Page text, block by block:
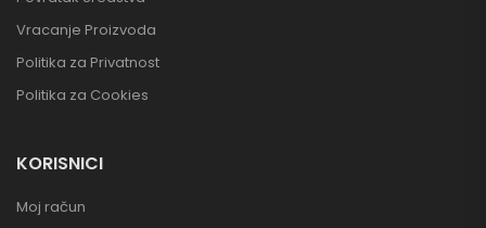
Vracanje Proizvoda
Politika za Privatnost
Politika za Cookies
KORISNICI
Moj račun